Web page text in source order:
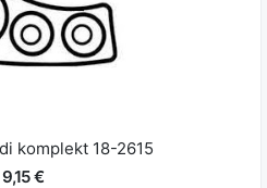
komplekt 18-2615
9,15 €